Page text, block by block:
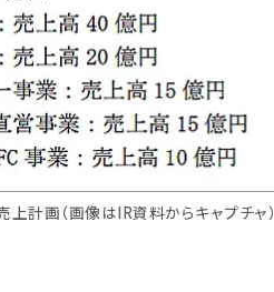
計画（画像はIR資料からキャプチャ）